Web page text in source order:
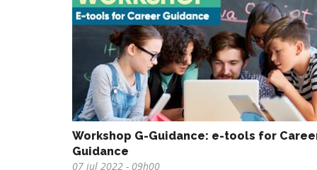
Workshop G-Guidance: e-tools for
Guidance
07 jul 2022 - 09h00